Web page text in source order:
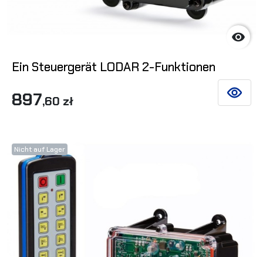

Ein Steuergerät LODAR 2-Funktionen
897,60 zł SIEHE
Nicht auf Lager